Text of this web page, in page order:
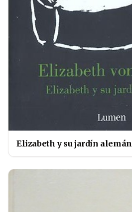
Elizabeth y su jardín alemán